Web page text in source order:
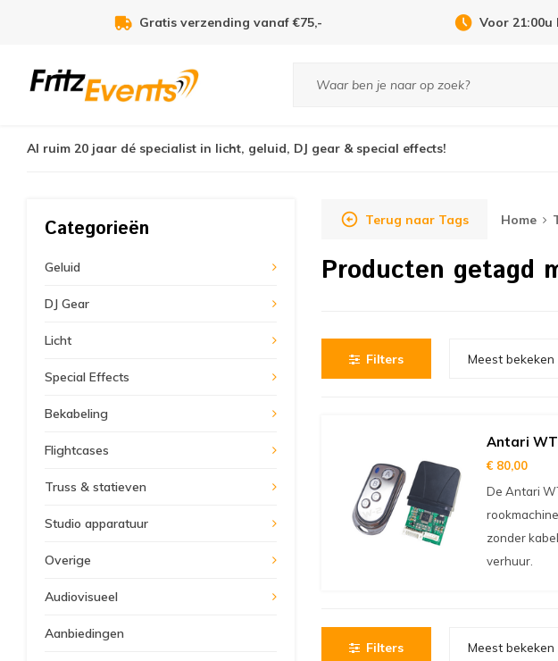
Gratis verzending vanaf €75,- Voor
Al ruim 20 jaar dé specialist in licht, geluid, DJ gear & special effects!
Categorieën
Geluid
DJ Gear
Licht
Special Effects
Bekabeling
Flightcases
Truss & statieven
Studio apparatuur
Overige
Audiovisueel
Aanbiedingen
Terug naar Tags Home
Producten getagd
Filters Meest bekeken
Antari
€ 80,00
De Antari
zonder
verhuur.
Filters Meest bekeken